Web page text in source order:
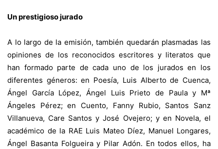
Un prestigioso jurado
A lo largo de la emisión, también quedarán plasmadas las
opiniones de los reconocidos escritores y literatos que
han formado parte de cada uno de los jurados en los
diferentes géneros: en Poesía, Luis Alberto de Cuenca,
Ángel García López, Ángel Luis Prieto de Paula y Mª
Ángeles Pérez; en Cuento, Fanny Rubio, Santos Sanz
Villanueva, Care Santos y José Ovejero; y en Novela, el
académico de la RAE Luis Mateo Díez, Manuel Longares,
Ángel Basanta Folgueira y Pilar Adón. En todos ellos, ha